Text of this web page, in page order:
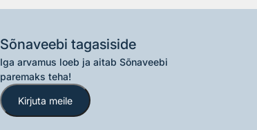
Sõnaveebi tagasiside
Iga arvamus loeb ja aitab Sõnaveebi
paremaks teha!
Kirjuta meile